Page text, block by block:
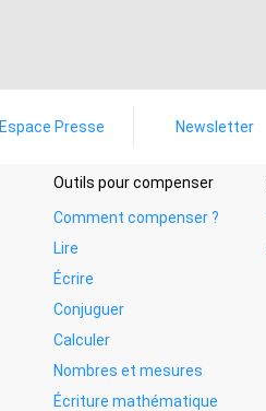
Espace Presse Newsletter
Outils pour compenser
Comment compenser ?
Lire
Écrire
Conjuguer
Calculer
Nombres et mesures
Écriture mathématique